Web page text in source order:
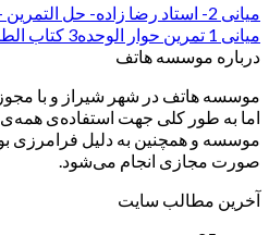
میانی 2- استاد رضا زاده- حل التمرین – الوحده 10
میانی 1 تمرین حوار الوحده3 کتاب الطالب2 بخش 1 (11 آبان)
درباره موسسه هاتف
موسسه هاتف در شهر شیراز و با
اما به طور کلی جهت استفاده‌ی
موسسه و همچنین به دلیل فرامرزی
صورت مجازی انجام می‌شود.
آخرین مطالب سایت